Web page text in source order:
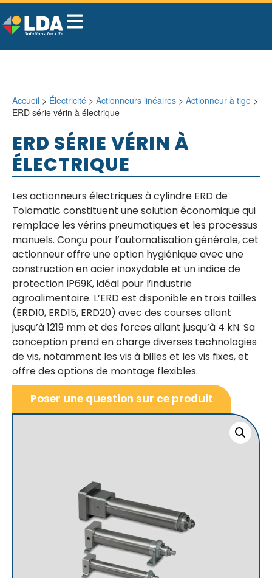
Accueil > Électricité > Actionneurs linéaires > Actionneur à tige >
ERD série vérin à électrique
ERD SÉRIE VÉRIN À
ÉLECTRIQUE
Les actionneurs électriques à cylindre ERD de
Tolomatic constituent une solution économique qui
remplace les vérins pneumatiques et les processus
manuels. Conçu pour l’automatisation générale, cet
actionneur offre une option hygiénique avec une
construction en acier inoxydable et un indice de
protection IP69K, idéal pour l’industrie
agroalimentaire. L’ERD est disponible en trois tailles
(ERD10, ERD15, ERD20) avec des courses allant
jusqu’à 1219 mm et des forces allant jusqu’à 4 kN. Sa
conception prend en charge diverses technologies
de vis, notamment les vis à billes et les vis fixes, et
offre des options de montage flexibles.
Poser une question sur ce produit